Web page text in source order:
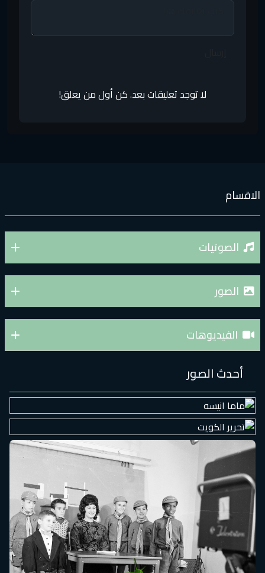
الصوتيات
الصور
الفيديوهات
أحدث الصور
لا توجد تعليقات بعد. كن أول من يعلق!